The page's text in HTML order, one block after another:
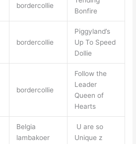
bordercollie
Bonfire
bordercollie
Piggyland’s
Up To Speed
Dollie
bordercollie
Follow the
Leader
Queen of
Hearts
Belgia
lambakoer
U are so
Unique z